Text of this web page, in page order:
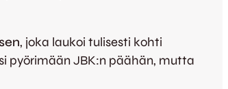
, joka laukoi tulisesti kohti
pyörimään JBK:n päähän, mutta